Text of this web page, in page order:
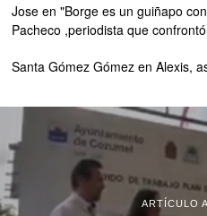
Jose en"Borge es un guiñapo
Pacheco ,periodista que
Santa Gómez Gómez enAlexis,
ARTÍCULO